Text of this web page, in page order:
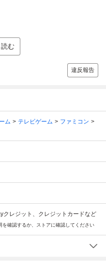
む
違反報告
ム テレビゲーム
ファミコン
クレジット、クレジットカードなど
を確認するか、ストアに確認してください